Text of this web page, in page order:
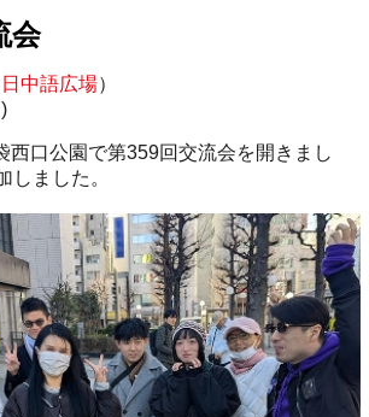
会
日中語広場）
西口公園で第359回交流会を開きまし
しました。